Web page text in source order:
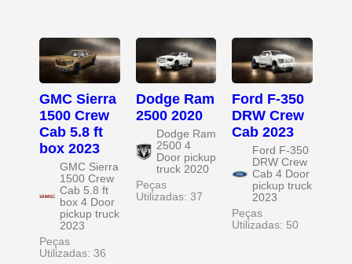
GMC Sierra
1500 Crew
Cab 5.8 ft
box 2023
GMC Sierra
1500 Crew
Cab 5.8 ft
box 4 Door
pickup truck
2023
Peças
Utilizadas: 36
Dodge Ram
2500 2020
Dodge Ram
2500 4
Door pickup
truck 2020
Peças
Utilizadas: 37
Ford F-350
DRW Crew
Cab 2023
Ford F-350
DRW Crew
Cab 4 Door
pickup truck
2023
Peças
Utilizadas: 50